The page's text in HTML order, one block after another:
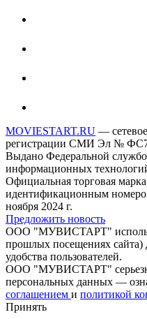
MOVIESTART.RU —
регистрации СМИ Эл №
Выдано Федеральной
информационных
Официальная торговая
идентификационным
ноября 2024 г.
Предложить новость
ООО "МУВИСТАРТ"
прошлых посещениях сайта)
удобства пользователей.
ООО "МУВИСТАРТ"
персональных данных —
соглашением и политикой
Принять